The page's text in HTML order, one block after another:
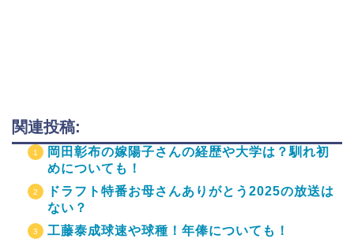
関連投稿:
岡田彰布の嫁陽子さんの経歴や大学は？馴れ初
めについても！
ドラフト特番お母さんありがとう2025の放送は
ない？
工藤泰成球速や球種！年俸についても！